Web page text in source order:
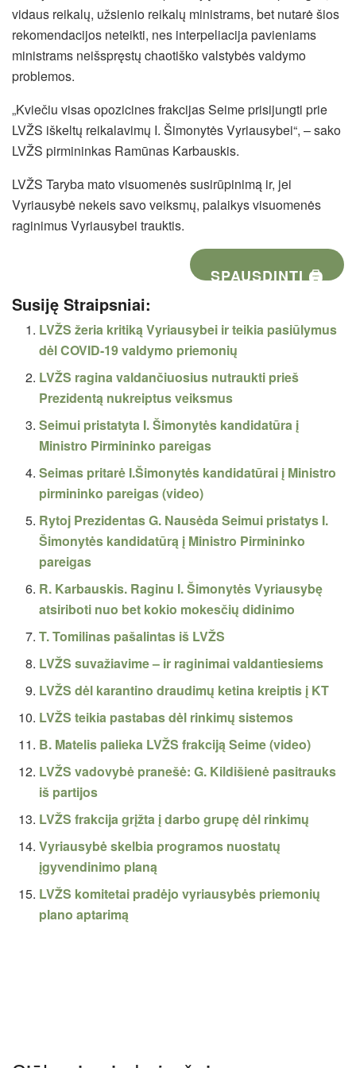
vidaus reikalų, užsienio reikalų ministrams, bet nutarė šios
rekomendacijos neteikti, nes interpeliacija pavieniams
ministrams neišspręstų chaotiško valstybės valdymo
problemos.
„Kviečiu visas opozicines frakcijas Seime prisijungti prie
LVŽS iškeltų reikalavimų I. Šimonytės Vyriausybei“, – sako
LVŽS pirmininkas Ramūnas Karbauskis.
LVŽS Taryba mato visuomenės susirūpinimą ir, jei
Vyriausybė nekeis savo veiksmų, palaikys visuomenės
raginimus Vyriausybei trauktis.
SPAUSDINTI 🖨
Susiję Straipsniai:
LVŽS žeria kritiką Vyriausybei ir teikia pasiūlymus
dėl COVID-19 valdymo priemonių
LVŽS ragina valdančiuosius nutraukti prieš
Prezidentą nukreiptus veiksmus
Seimui pristatyta I. Šimonytės kandidatūra į
Ministro Pirmininko pareigas
Seimas pritarė I.Šimonytės kandidatūrai į Ministro
pirmininko pareigas (video)
Rytoj Prezidentas G. Nausėda Seimui pristatys I.
Šimonytės kandidatūrą į Ministro Pirmininko
pareigas
R. Karbauskis. Raginu I. Šimonytės Vyriausybę
atsiriboti nuo bet kokio mokesčių didinimo
T. Tomilinas pašalintas iš LVŽS
LVŽS suvažiavime – ir raginimai valdantiesiems
LVŽS dėl karantino draudimų ketina kreiptis į KT
LVŽS teikia pastabas dėl rinkimų sistemos
B. Matelis palieka LVŽS frakciją Seime (video)
LVŽS vadovybė pranešė: G. Kildišienė pasitrauks
iš partijos
LVŽS frakcija grįžta į darbo grupę dėl rinkimų
Vyriausybė skelbia programos nuostatų
įgyvendinimo planą
LVŽS komitetai pradėjo vyriausybės priemonių
plano aptarimą